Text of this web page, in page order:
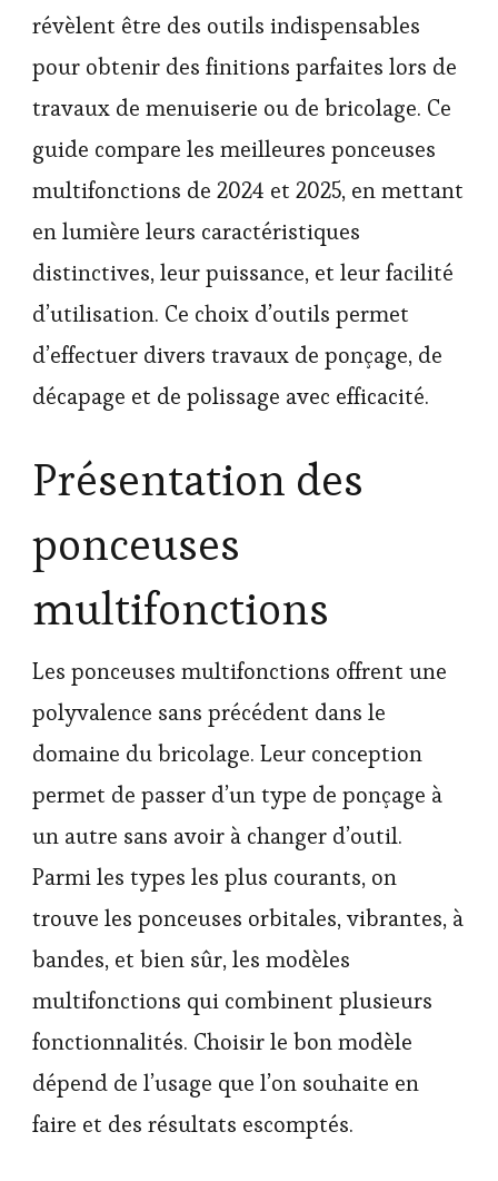
révèlent être des outils indispensables
pour obtenir des finitions parfaites lors de
travaux de menuiserie ou de bricolage. Ce
guide compare les meilleures ponceuses
multifonctions de 2024 et 2025, en mettant
en lumière leurs caractéristiques
distinctives, leur puissance, et leur facilité
d’utilisation. Ce choix d’outils permet
d’effectuer divers travaux de ponçage, de
décapage et de polissage avec efficacité.
Présentation des
ponceuses
multifonctions
Les ponceuses multifonctions offrent une
polyvalence sans précédent dans le
domaine du bricolage. Leur conception
permet de passer d’un type de ponçage à
un autre sans avoir à changer d’outil.
Parmi les types les plus courants, on
trouve les ponceuses orbitales, vibrantes, à
bandes, et bien sûr, les modèles
multifonctions qui combinent plusieurs
fonctionnalités. Choisir le bon modèle
dépend de l’usage que l’on souhaite en
faire et des résultats escomptés.